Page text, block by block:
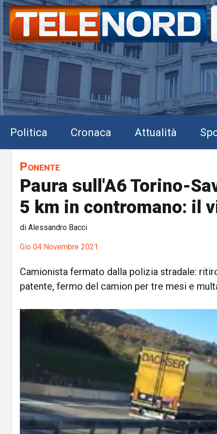
Politica Cronaca Attualità
Ponente
Paura sull'A6 Torino-
5 km in contromano: il
di Alessandro Bacci
Gio 04 Novembre 2021
Camionista fermato dalla polizia stradale:
patente, fermo del camion per tre mesi e